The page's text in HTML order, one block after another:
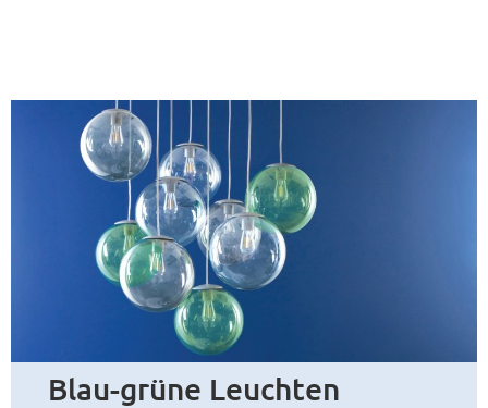
Blau-grüne Leuchten